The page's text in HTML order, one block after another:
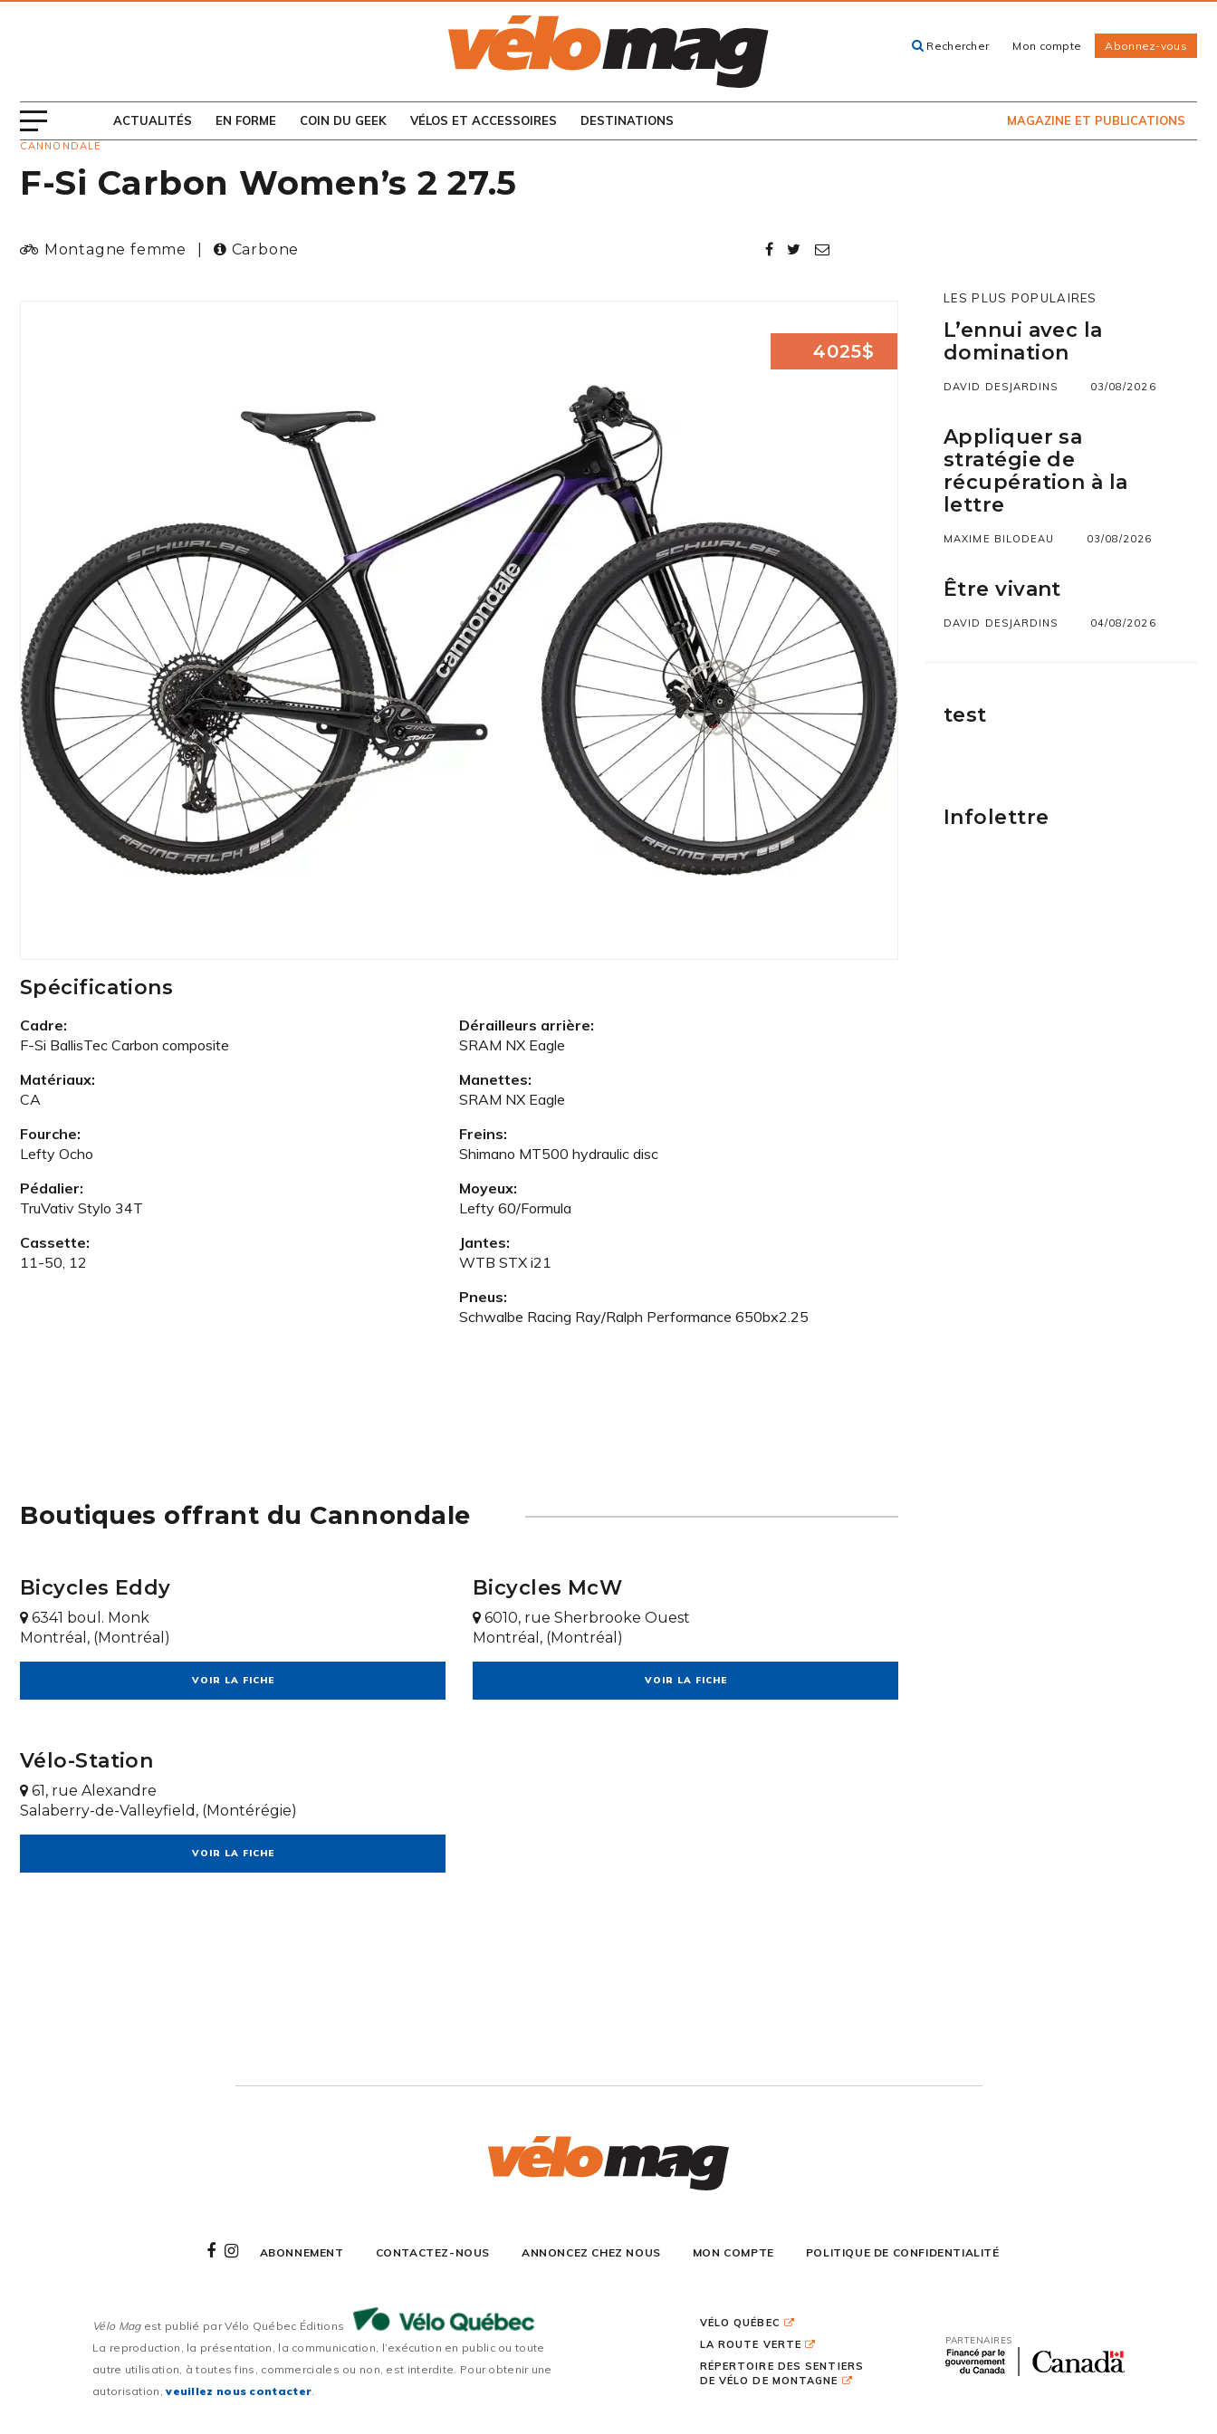
Rechercher Mon compte Abonnez-vous
ACTUALITÉS EN FORME COIN DU GEEK VÉLOS ET ACCESSOIRES DESTINATIONS MAGAZINE ET PUBLICATIONS
CONSULTEZ LES
EN KIOSQUE
CANNONDALE
F-Si Carbon Women’s 2 27.5
Montagne femme Carbone
4025$
Spécifications
Cadre:
F-Si BallisTec Carbon composite
Matériaux:
CA
Fourche:
Lefty Ocho
Pédalier:
TruVativ Stylo 34T
Cassette:
11-50, 12
Dérailleurs arrière:
SRAM NX Eagle
Manettes:
SRAM NX Eagle
Freins:
Shimano MT500 hydraulic disc
Moyeux:
Lefty 60/Formula
Jantes:
WTB STX i21
Pneus:
Schwalbe Racing Ray/Ralph Performance 650bx2.25
Boutiques offrant du Cannondale
Bicycles Eddy
6341 boul. Monk
Montréal, (Montréal)
VOIR LA FICHE
Bicycles McW
6010, rue Sherbrooke Ouest
Montréal, (Montréal)
VOIR LA FICHE
Vélo-Station
61, rue Alexandre
Salaberry-de-Valleyfield, (Montérégie)
VOIR LA FICHE
LES PLUS POPULAIRES
L’ennui avec la
domination
DAVID DESJARDINS 03/08/2026
Appliquer sa
stratégie de
récupération à la
lettre
MAXIME BILODEAU 03/08/2026
Être vivant
DAVID DESJARDINS 04/08/2026
test
Infolettre
ABONNEMENT CONTACTEZ-NOUS ANNONCEZ CHEZ NOUS MON COMPTE POLITIQUE DE CONFIDENTIALITÉ
Vélo Magest publié par Vélo Québec Éditions
La reproduction, la présentation, la communication, l’exécution en public ou toute
autre utilisation, à toutes fins, commerciales ou non, est interdite. Pour obtenir une
autorisation,veuillez nous contacter.
VÉLO QUÉBEC
LA ROUTE VERTE
RÉPERTOIRE DES SENTIERS
DE VÉLO DE MONTAGNE
PARTENAIRES